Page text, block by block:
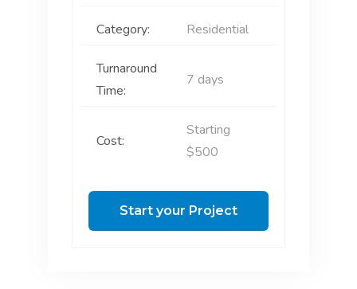
Category: Residential
Turnaround
Time:
7 days
Cost:
Starting
$500
Start your Project